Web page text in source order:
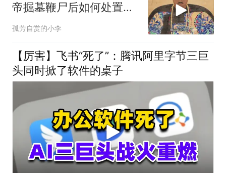
帝掘墓鞭尸后如何处置多
尔衮之子
孤芳自赏的小李
【厉害】飞书“死了”：腾讯阿里字节三巨
头同时掀了软件的桌子